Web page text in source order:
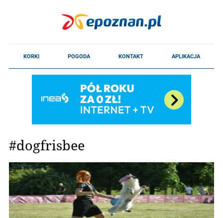
#dogfrisbee